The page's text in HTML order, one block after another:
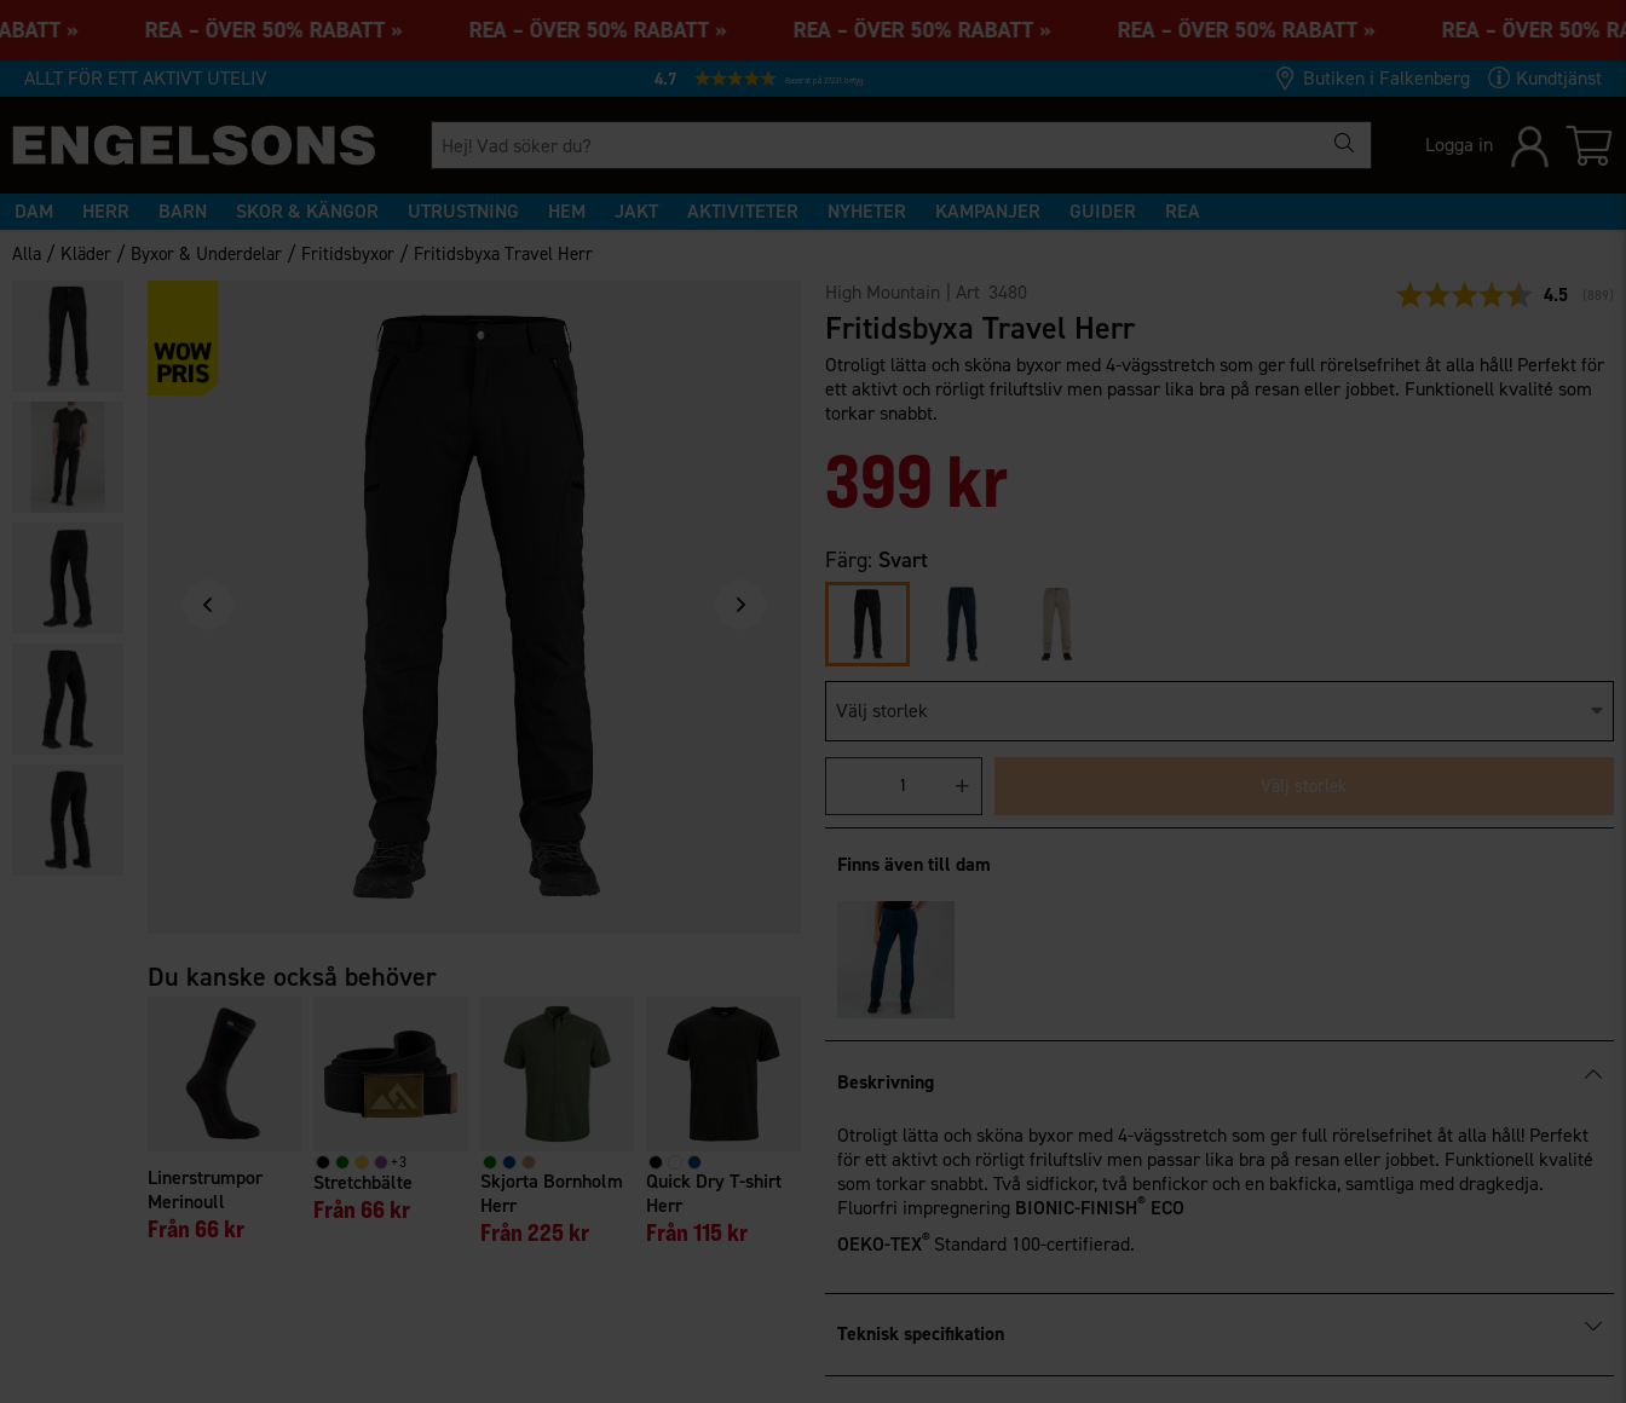
» REA – ÖVER 50% RABATT » REA – ÖVER 50% RABATT » REA – ÖVER 50% RABATT » REA – ÖVER 50% RABATT » REA – ÖVER
ALLT FÖR ETT AKTIVT UTELIV 4.7 Baserat på 27231 betyg Butiken i Falkenberg Kundtjänst
Logga in
DAM HERR BARN SKOR & KÄNGOR UTRUSTNING HEM JAKT AKTIVITETER NYHETER KAMPANJER GUIDER REA
Alla / Kläder / Byxor & Underdelar / Fritidsbyxor / Fritidsbyxa Travel Herr
Du kanske också behöver
Linerstrumpor
Merinoull
Från 66 kr
+3
Stretchbälte
Från 66 kr
Skjorta Bornholm
Herr
Från 225 kr
Quick Dry T-shirt
Herr
Från115 kr
High Mountain | Art 3480 4.5 ( 889
Fritidsbyxa Travel Herr
Otroligt lätta och sköna byxor med 4-vägsstretch som ger full rörelsefrihet åt alla håll! Perfekt för
ett aktivt och rörligt friluftsliv men passar lika bra på resan eller jobbet. Funktionell kvalité som
torkar snabbt.
399 kr
Färg: Svart
Välj storlek
Välj storlek
Finns även till dam
Beskrivning
Otroligt lätta och sköna byxor med 4-vägsstretch som ger full rörelsefrihet åt alla håll! Perfekt
för ett aktivt och rörligt friluftsliv men passar lika bra på resan eller jobbet. Funktionell kvalité
som torkar snabbt. Två sidfickor, två benfickor och en bakficka, samtliga med dragkedja.
Fluorfri impregnering BIONIC-FINISH® ECO
OEKO-TEX® Standard 100-certifierad.
Teknisk specifikation